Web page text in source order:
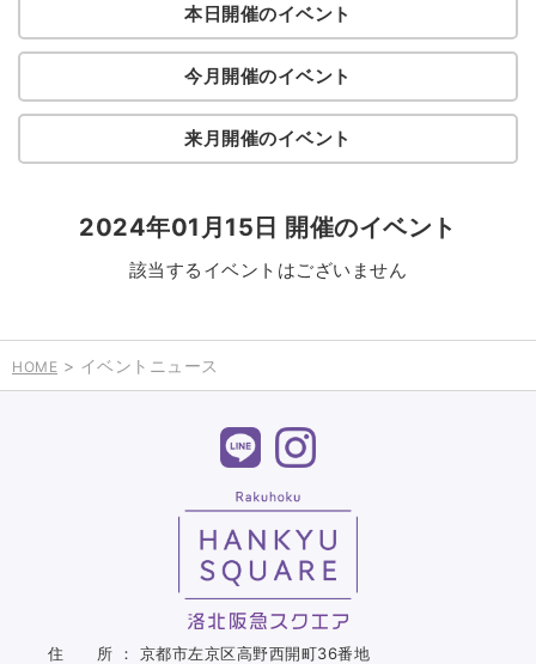
本日開催のイベント
今月開催のイベント
来月開催のイベント
2024年01月15日 開催のイベント
該当するイベントはございません
HOME > イベントニュース
住 所 ： 京都市左京区高野西開町36番地